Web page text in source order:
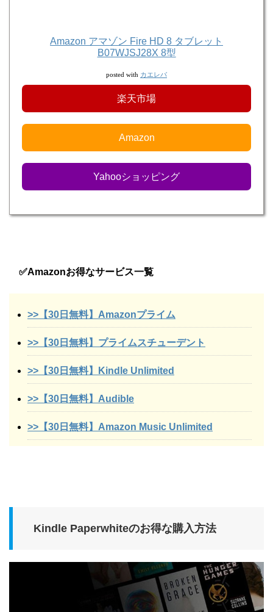
Amazon アマゾン Fire HD 8 タブレット
B07WJSJ28X 8型
posted with カエレバ
楽天市場
Amazon
Yahooショッピング
✅Amazonお得なサービス一覧
>>【30日無料】Amazonプライム
>>【30日無料】プライムスチューデント
>>【30日無料】Kindle Unlimited
>>【30日無料】Audible
>>【30日無料】Amazon Music Unlimited
Kindle Paperwhiteのお得な購入方法